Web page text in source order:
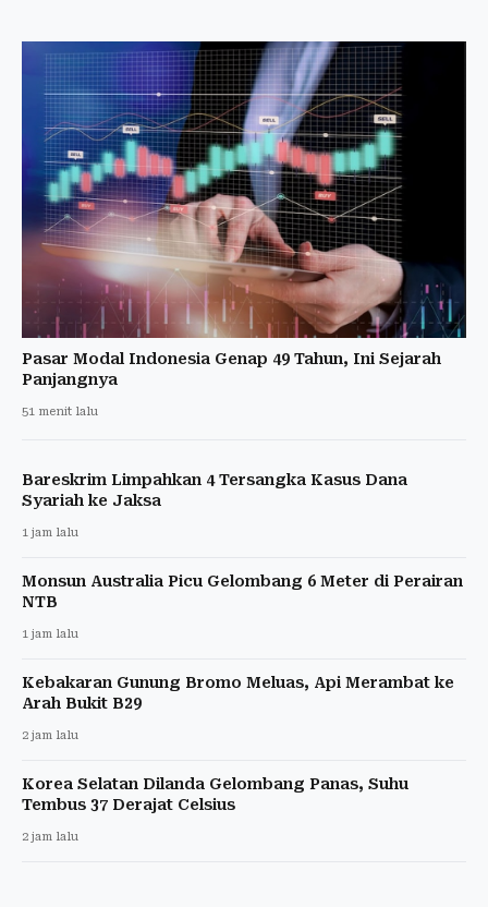
Pasar Modal Indonesia Genap 49 Tahun, Ini Sejarah
Panjangnya
51 menit lalu
Bareskrim Limpahkan 4 Tersangka Kasus Dana
Syariah ke Jaksa
1 jam lalu
Monsun Australia Picu Gelombang 6 Meter di Perairan
NTB
1 jam lalu
Kebakaran Gunung Bromo Meluas, Api Merambat ke
Arah Bukit B29
2 jam lalu
Korea Selatan Dilanda Gelombang Panas, Suhu
Tembus 37 Derajat Celsius
2 jam lalu